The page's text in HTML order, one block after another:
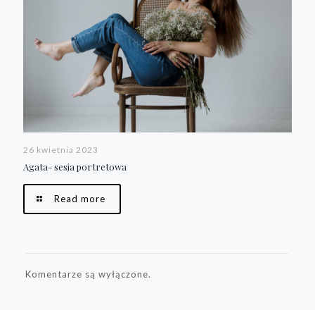
26 kwietnia 2023
Agata- sesja portretowa
Read more
Komentarze są wyłączone.